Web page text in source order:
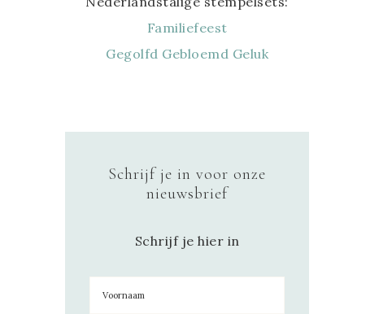
Familiefeest
Gegolfd Gebloemd Geluk
Schrijf je in voor onze
nieuwsbrief
Schrijf je hier in